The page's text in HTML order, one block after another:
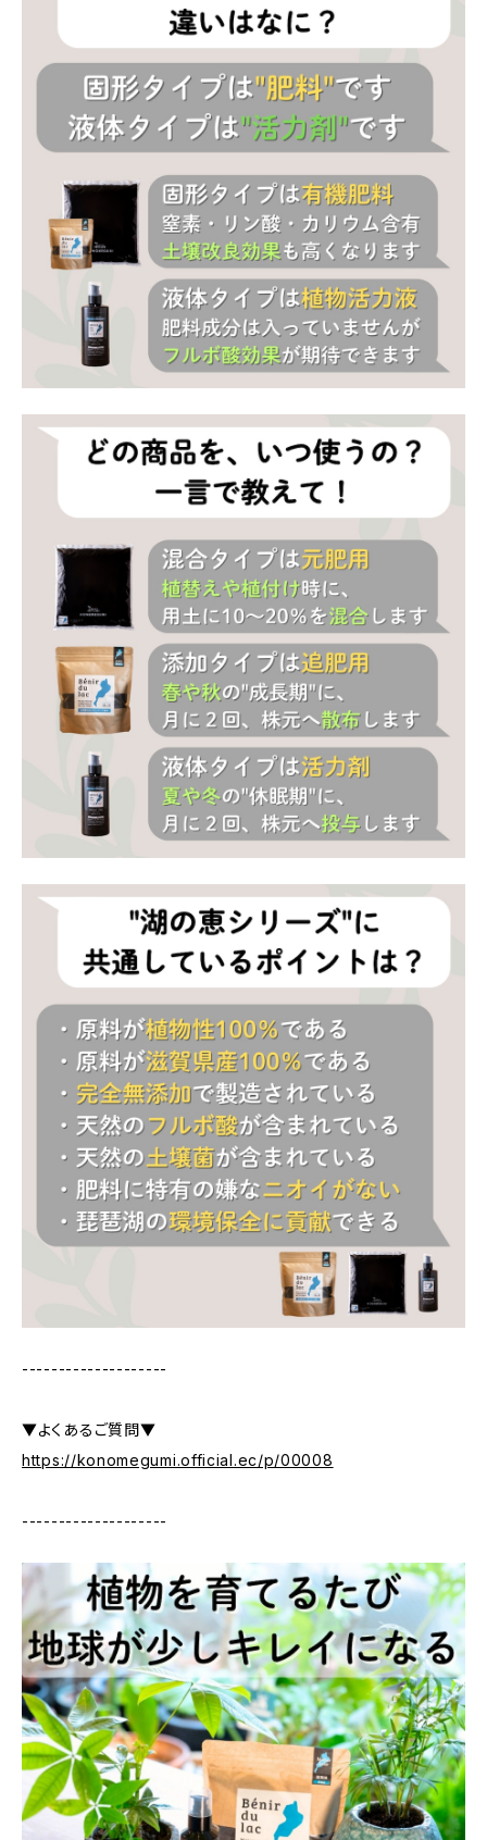
--------------------
▼よくあるご質問▼
https://konomegumi.official.ec/p/00008
--------------------